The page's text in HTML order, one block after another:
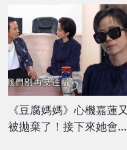
《豆腐媽媽》心機嘉蓮又
被拋棄了！接下來她會選